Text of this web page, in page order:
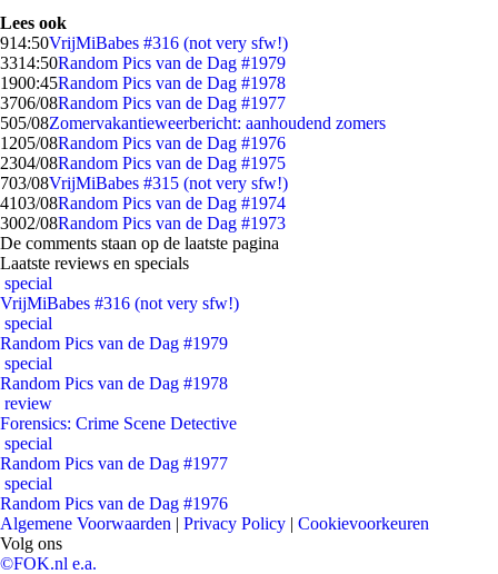
Lees ook
914:50VrijMiBabes #316 (not very sfw!)
3314:50Random Pics van de Dag #1979
1900:45Random Pics van de Dag #1978
3706/08Random Pics van de Dag #1977
505/08Zomervakantieweerbericht: aanhoudend zomers
1205/08Random Pics van de Dag #1976
2304/08Random Pics van de Dag #1975
703/08VrijMiBabes #315 (not very sfw!)
4103/08Random Pics van de Dag #1974
3002/08Random Pics van de Dag #1973
De comments staan op de laatste pagina
Laatste reviews en specials
special
VrijMiBabes #316 (not very sfw!)
special
Random Pics van de Dag #1979
special
Random Pics van de Dag #1978
review
Forensics: Crime Scene Detective
special
Random Pics van de Dag #1977
special
Random Pics van de Dag #1976
Algemene Voorwaarden | Privacy Policy | Cookievoorkeuren
Volg ons
©FOK.nl e.a.